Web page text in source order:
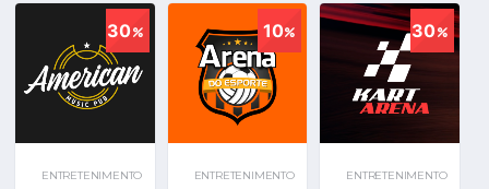
30
ENTRETENIMENTO
10
ENTRETENIMENTO
30
ENTRETENIMENTO